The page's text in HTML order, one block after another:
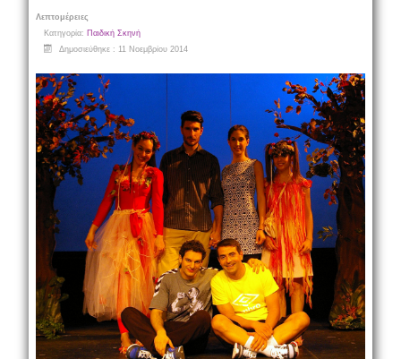
Λεπτομέρειες
Κατηγορία: Παιδική Σκηνή
Δημοσιεύθηκε : 11 Νοεμβρίου 2014